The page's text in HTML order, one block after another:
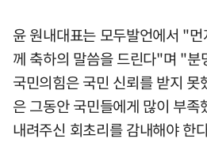
윤 원내대표는 모두발언에서 "
께 축하의 말씀을 드린다"며 "분
국민의힘은 국민 신뢰를 받지 못
은 그동안 국민들에게 많이 부족
내려주신 회초리를 감내해야 한